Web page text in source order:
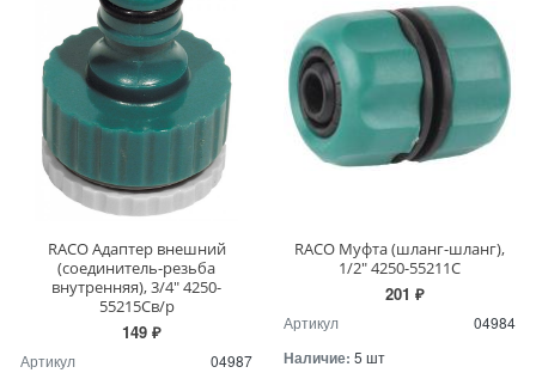
RACO Адаптер внешний
(соединитель-резьба
внутренняя), 3/4" 4250-
55215Св/р
149 ₽
Артикул 04987
RACO Муфта (шланг-шланг),
1/2" 4250-55211С
201 ₽
Артикул 04984
Наличие: 5 шт